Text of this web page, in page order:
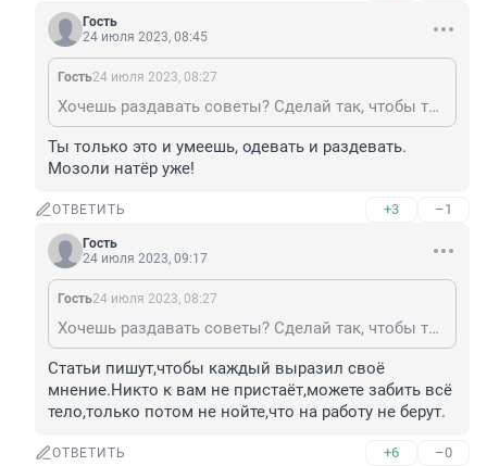
Гость
24 июля 2023, 08:45
Гость24 июля 2023, 08:27
Хочешь раздавать советы? Сделай так, чтобы твое экспертное мнение кто-то спрашивал. Отстаньте уже от людей, каждый др@чет как хочет.
Ты только это и умеешь, одевать и раздевать.
Мозоли натëр уже!
ОТВЕТИТЬ +3 –1
Гость
24 июля 2023, 09:17
Гость24 июля 2023, 08:27
Хочешь раздавать советы? Сделай так, чтобы твое экспертное мнение кто-то спрашивал. Отстаньте уже от людей, каждый др@чет как хочет.
Статьи пишут,чтобы каждый выразил своё
мнение.Никто к вам не пристаёт,можете забить всё
тело,только потом не нойте,что на работу не берут.
ОТВЕТИТЬ +6 –0